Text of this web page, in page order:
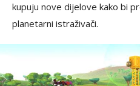
kupuju nove dijelove kako bi
planetarni istraživači.